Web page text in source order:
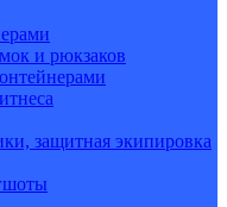
и рюкзаков
защитная экипировка